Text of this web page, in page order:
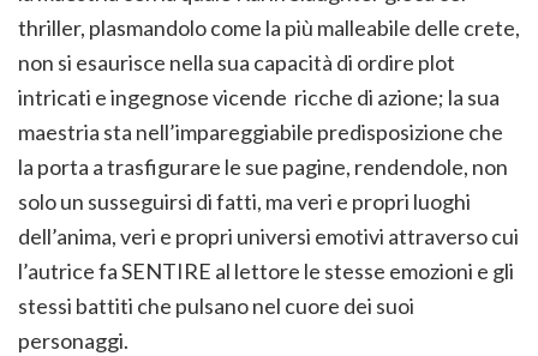
thriller, plasmandolo come la più malleabile delle crete,
non si esaurisce nella sua capacità di ordire plot
intricati e ingegnose vicende ricche di azione; la sua
maestria sta nell’impareggiabile predisposizione che
la porta a trasfigurare le sue pagine, rendendole, non
solo un susseguirsi di fatti, ma veri e propri luoghi
dell’anima, veri e propri universi emotivi attraverso cui
l’autrice fa SENTIRE al lettore le stesse emozioni e gli
stessi battiti che pulsano nel cuore dei suoi
personaggi.